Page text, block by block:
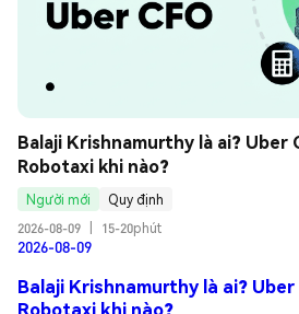
Balaji Krishnamurthy là ai? Uber
Robotaxi khi nào?
Người mới
Quy định
2026-08-09
15-20phút
2026-08-09
Balaji Krishnamurthy là ai?
Robotaxi khi nào?